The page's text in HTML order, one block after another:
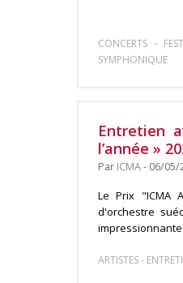
CONCERTS-
SYMPHONIQUE
Entretien
l’année »
Par ICMA- 06/05/
Le Prix "ICMA
d'orchestre
ARTISTES-